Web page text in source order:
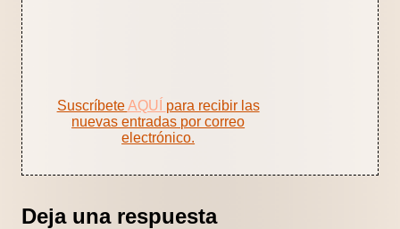
SuscríbeteAQUÍ para recibir las
nuevas entradas por correo
electrónico.
Deja una respuesta